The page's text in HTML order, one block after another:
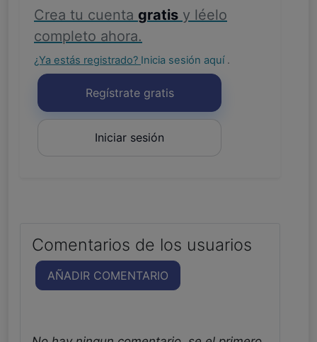
Crea tu cuenta gratis y léelo
completo ahora.
¿Ya estás registrado? Inicia sesión aquí .
Regístrate gratis
Iniciar sesión
Comentarios de los usuarios
AÑADIR COMENTARIO